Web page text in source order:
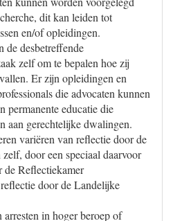
dit kan leiden tot
en/of opleidingen.
de desbetreffende
zelf om te bepalen hoe zij
Er zijn opleidingen en
die advocaten kunnen
permanente educatie die
aan gerechtelijke dwalingen.
variëren van reflectie door de
door een speciaal daarvoor
de Reflectiekamer
door de Landelijke
in hoger beroep of